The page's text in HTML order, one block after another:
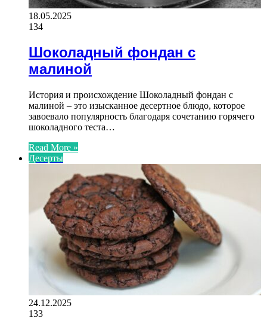
18.05.2025
134
Шоколадный фондан с
малиной
История и происхождение Шоколадный фондан с
малиной – это изысканное десертное блюдо, которое
завоевало популярность благодаря сочетанию горячего
шоколадного теста…
Read More »
Десерты
24.12.2025
133